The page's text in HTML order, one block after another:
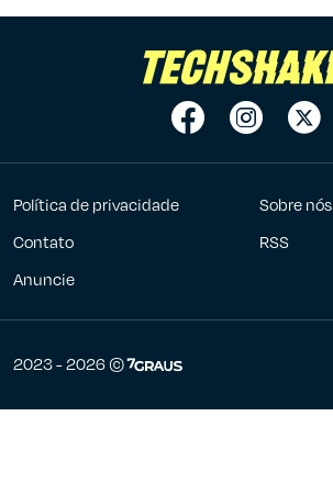
Política de privacidade
Sobre nós
Contato
RSS
Anuncie
2023 - 2026 ©7Graus